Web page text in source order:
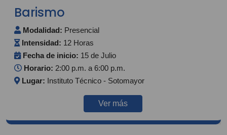
Barismo
Modalidad: Presencial
Intensidad: 12 Horas
Fecha de inicio: 15 de Julio
Horario: 2:00 p.m. a 6:00 p.m.
Lugar: Instituto Técnico - Sotomayor
Ver más